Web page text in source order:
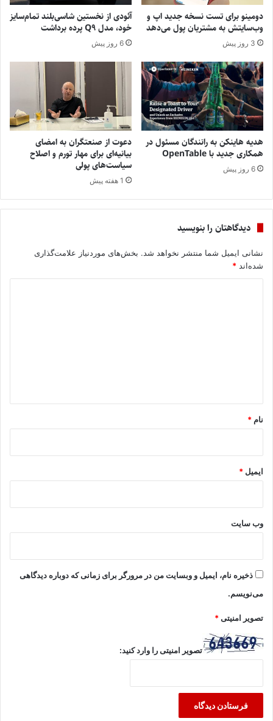
دومینو برای تست نسخه جدید اپ و
وب‌سایتش به مشتریان پول می‌دهد
3 روز پیش
آئودی از نخستین شاسی‌بلند تمام‌سایز
خود، مدل Q9 پرده برداشت
6 روز پیش
هدیه هاینکن به رانندگان مسئول در
همکاری جدید با OpenTable
6 روز پیش
دعوت از صنعتگران به امضای
بیانیه‌ای برای مهار تورم و اصلاح
سیاست‌های پولی
1 هفته پیش
دیدگاهتان را بنویسید
نشانی ایمیل شما منتشر نخواهد شد. بخش‌های موردنیاز علامت‌گذاری
شده‌اند *
نام *
ایمیل *
وب‌ سایت
ذخیره نام، ایمیل و وبسایت من در مرورگر برای زمانی که دوباره دیدگاهی
می‌نویسم.
تصویر امنیتی*
تصویر امنیتی را وارد کنید: